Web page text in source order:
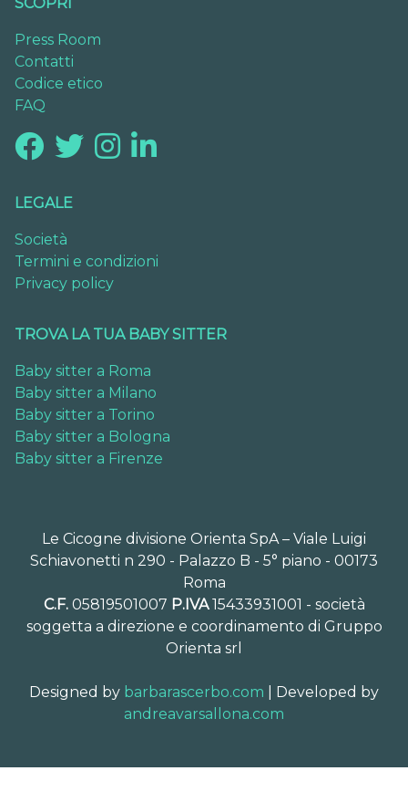
Press Room
Contatti
Codice etico
FAQ
LEGALE
Società
Termini e condizioni
Privacy policy
TROVA LA TUA BABY SITTER
Baby sitter a Roma
Baby sitter a Milano
Baby sitter a Torino
Baby sitter a Bologna
Baby sitter a Firenze
Le Cicogne divisione Orienta SpA – Viale Luigi
Schiavonetti n 290 - Palazzo B - 5° piano - 00173
Roma
C.F.05819501007 P.IVA15433931001 - società
soggetta a direzione e coordinamento di Gruppo
Orienta srl
Designed by barbarascerbo.com | Developed by
andreavarsallona.com